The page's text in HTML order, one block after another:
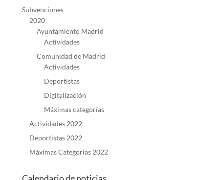
Subvenciones
2020
Ayuntamiento Madrid
Actividades
Comunidad de Madrid
Actividades
Deportistas
Digitalización
Máximas categorías
Actividades 2022
Deportistas 2022
Máximas Categorías 2022